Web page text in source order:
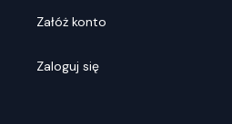
Załóż konto
Zaloguj się